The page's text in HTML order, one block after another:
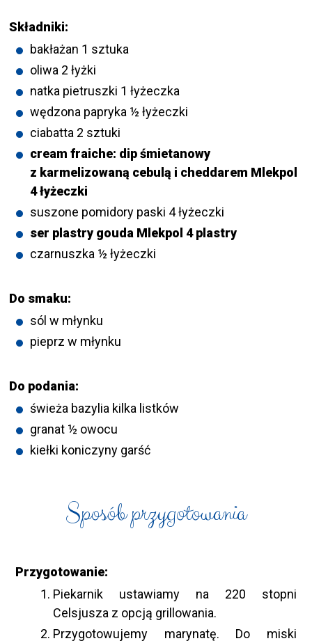
Składniki:
bakłażan 1 sztuka
oliwa 2 łyżki
natka pietruszki 1 łyżeczka
wędzona papryka ½ łyżeczki
ciabatta 2 sztuki
cream fraiche: dip śmietanowy
z karmelizowaną cebulą i cheddarem Mlekpol
4 łyżeczki
suszone pomidory paski 4 łyżeczki
ser plastry gouda Mlekpol 4 plastry
czarnuszka ½ łyżeczki
Do smaku:
sól w młynku
pieprz w młynku
Do podania:
świeża bazylia kilka listków
granat ½ owocu
kiełki koniczyny garść
Sposób przygotowania
Przygotowanie:
Piekarnik ustawiamy na 220 stopni
Celsjusza z opcją grillowania.
Przygotowujemy marynatę. Do miski